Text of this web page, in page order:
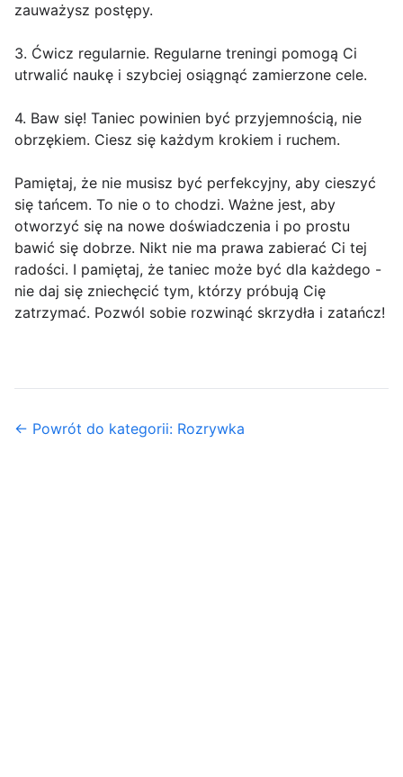
zauważysz postępy.
3. Ćwicz regularnie. Regularne treningi pomogą Ci
utrwalić naukę i szybciej osiągnąć zamierzone cele.
4. Baw się! Taniec powinien być przyjemnością, nie
obrzękiem. Ciesz się każdym krokiem i ruchem.
Pamiętaj, że nie musisz być perfekcyjny, aby cieszyć
się tańcem. To nie o to chodzi. Ważne jest, aby
otworzyć się na nowe doświadczenia i po prostu
bawić się dobrze. Nikt nie ma prawa zabierać Ci tej
radości. I pamiętaj, że taniec może być dla każdego -
nie daj się zniechęcić tym, którzy próbują Cię
zatrzymać. Pozwól sobie rozwinąć skrzydła i zatańcz!
← Powrót do kategorii: Rozrywka